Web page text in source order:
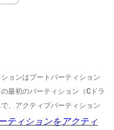
ョンはブートパーティション
最初のパーティション（Cドラ
、アクティブパーティション
ティションをアクティ